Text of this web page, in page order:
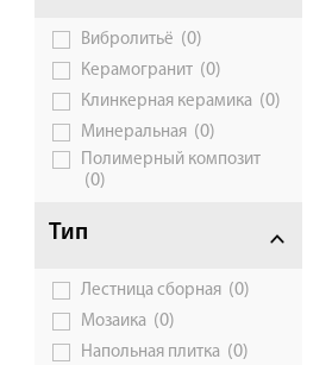
Галерея объектов
Контакты
Вибролитьё (0)
Керамогранит (0)
Клинкерная керамика (0)
Минеральная (0)
Полимерный композит
(0)
Тип
Лестница сборная (0)
Мозаика (0)
Напольная плитка (0)